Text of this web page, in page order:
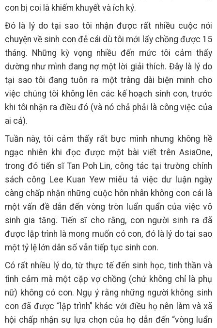
con bị coi là khiếm khuyết và ích kỷ.
Đó là lý do tại sao tôi nhận được rất nhiều cuộc nói
chuyện về sinh con đẻ cái dù tôi mới lấy chồng được 15
tháng. Những kỳ vọng nhiều đến mức tôi cảm thấy
dường như mình đang nợ một lời giải thích. Đây là lý do
tại sao tôi đang tuôn ra một tràng dài biện minh cho
việc chúng tôi không lên các kế hoạch sinh con, trước
khi tôi nhận ra điều đó (và nó chả phải là công việc của
ai cả).
Tuần này, tôi cảm thấy rất bực mình nhưng không hề
ngạc nhiên khi đọc được một bài viết trên AsiaOne,
trong đó tiến sĩ Tan Poh Lin, công tác tại trường chính
sách công Lee Kuan Yew miêu tả việc dư luận ngày
càng chấp nhận những cuộc hôn nhân không con cái là
một vấn đề dẫn đến vòng tròn luẩn quẩn của việc vô
sinh gia tăng. Tiến sĩ cho rằng, con người sinh ra đã
được lập trình là mong muốn có con, đó là lý do tại sao
một tỷ lệ lớn dân số vẫn tiếp tục sinh con.
Có rất nhiều lý do, từ thực tế đến sinh học, tinh thần và
tình cảm mà một cặp vợ chồng (chứ không chỉ là phụ
nữ) không có con. Ngụ ý rằng những người không sinh
con đã được “lập trình” khác với điều họ nên làm và xã
hội chấp nhận sự lựa chọn của họ dẫn đến “vòng luẩn